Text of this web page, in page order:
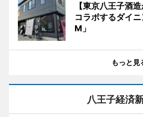
【東京八王子酒
コラボするダイ
M」
もっと見
八王子経済